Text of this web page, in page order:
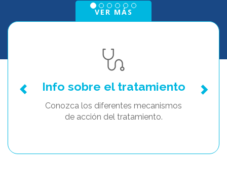
Info sobre el tratamiento
Conozca los diferentes mecanismos
de acción del tratamiento.